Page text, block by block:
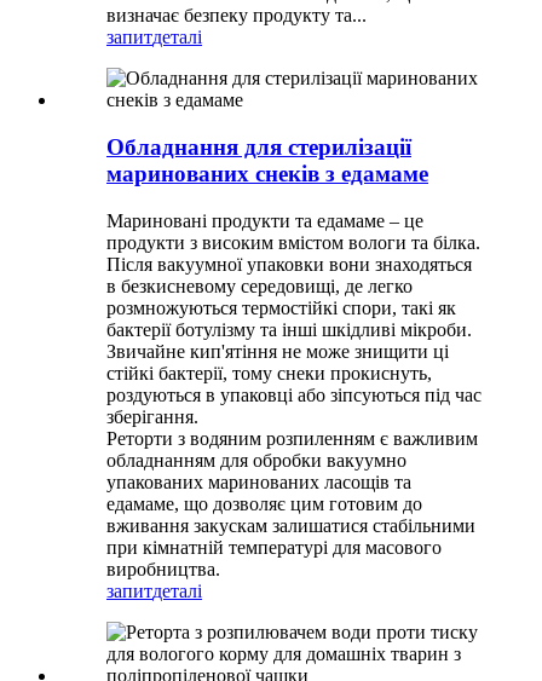
визначає безпеку продукту та...
запитдеталі
Обладнання для стерилізації
маринованих снеків з едамаме
Мариновані продукти та едамаме – це
продукти з високим вмістом вологи та білка.
Після вакуумної упаковки вони знаходяться
в безкисневому середовищі, де легко
розмножуються термостійкі спори, такі як
бактерії ботулізму та інші шкідливі мікроби.
Звичайне кип'ятіння не може знищити ці
стійкі бактерії, тому снеки прокиснуть,
роздуються в упаковці або зіпсуються під час
зберігання.
Реторти з водяним розпиленням є важливим
обладнанням для обробки вакуумно
упакованих маринованих ласощів та
едамаме, що дозволяє цим готовим до
вживання закускам залишатися стабільними
при кімнатній температурі для масового
виробництва.
запитдеталі